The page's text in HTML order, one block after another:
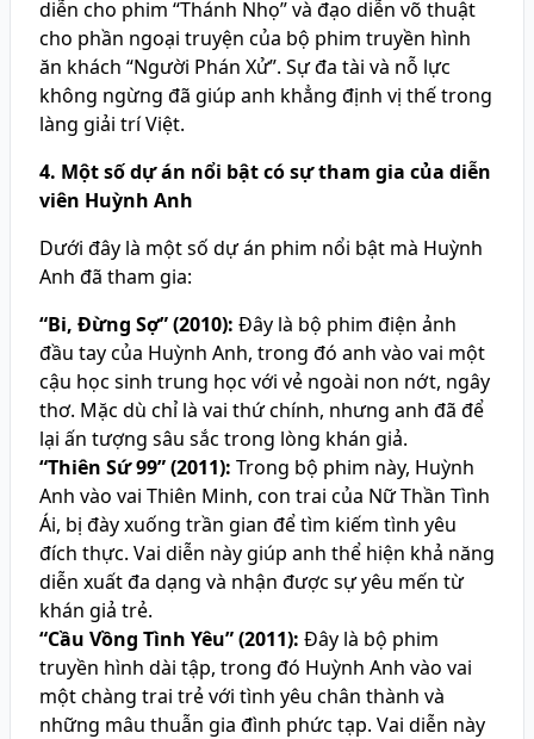
diễn cho phim “Thánh Nhọ” và đạo diễn võ thuật
cho phần ngoại truyện của bộ phim truyền hình
ăn khách “Người Phán Xử”. Sự đa tài và nỗ lực
không ngừng đã giúp anh khẳng định vị thế trong
làng giải trí Việt.
4. Một số dự án nổi bật có sự tham gia của diễn
viên Huỳnh Anh
Dưới đây là một số dự án phim nổi bật mà Huỳnh
Anh đã tham gia:
“Bi, Đừng Sợ” (2010): Đây là bộ phim điện ảnh
đầu tay của Huỳnh Anh, trong đó anh vào vai một
cậu học sinh trung học với vẻ ngoài non nớt, ngây
thơ. Mặc dù chỉ là vai thứ chính, nhưng anh đã để
lại ấn tượng sâu sắc trong lòng khán giả.
“Thiên Sứ 99” (2011): Trong bộ phim này, Huỳnh
Anh vào vai Thiên Minh, con trai của Nữ Thần Tình
Ái, bị đày xuống trần gian để tìm kiếm tình yêu
đích thực. Vai diễn này giúp anh thể hiện khả năng
diễn xuất đa dạng và nhận được sự yêu mến từ
khán giả trẻ.
“Cầu Vồng Tình Yêu” (2011): Đây là bộ phim
truyền hình dài tập, trong đó Huỳnh Anh vào vai
một chàng trai trẻ với tình yêu chân thành và
những mâu thuẫn gia đình phức tạp. Vai diễn này